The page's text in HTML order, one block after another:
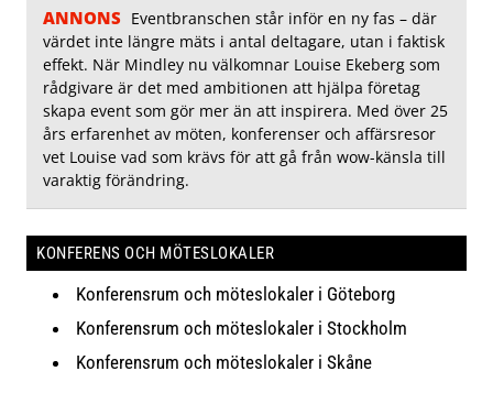
ANNONS Eventbranschen står inför en ny fas – där
värdet inte längre mäts i antal deltagare, utan i faktisk
effekt. När Mindley nu välkomnar Louise Ekeberg som
rådgivare är det med ambitionen att hjälpa företag
skapa event som gör mer än att inspirera. Med över 25
års erfarenhet av möten, konferenser och affärsresor
vet Louise vad som krävs för att gå från wow-känsla till
varaktig förändring.
KONFERENS OCH MÖTESLOKALER
Konferensrum och möteslokaler i Göteborg
Konferensrum och möteslokaler i Stockholm
Konferensrum och möteslokaler i Skåne